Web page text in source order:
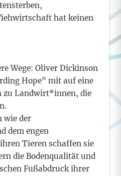
hat keinen
Wege: Oliver Dickinson
Hope" mit auf eine
zu Landwirt*innen, die
wie der
dem engen
Tieren schaffen sie
die Bodenqualität und
Fußabdruck ihrer